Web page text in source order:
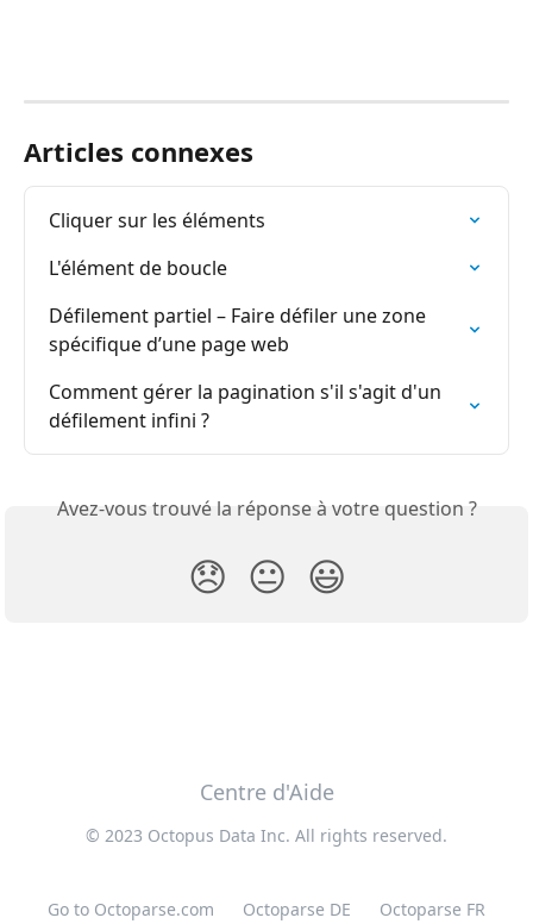
Articles connexes
Cliquer sur les éléments
L'élément de boucle
Défilement partiel – Faire défiler une zone
spécifique d’une page web
Comment gérer la pagination s'il s'agit d'un
défilement infini ?
Avez-vous trouvé la réponse à votre question ?
😞 😐 😃
Centre d'Aide
© 2023 Octopus Data Inc. All rights reserved.
Go to Octoparse.com Octoparse DE Octoparse FR